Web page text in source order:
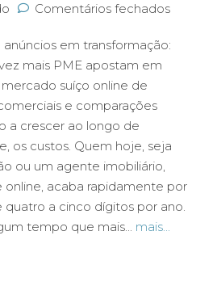
Comentários fechados
em transformação:
mais PME apostam em
suíço online de
e comparações
a crescer ao longo de
os custos. Quem hoje, seja
ou um agente imobiliário,
online, acaba rapidamente por
a cinco dígitos por ano.
tempo que mais... mais...